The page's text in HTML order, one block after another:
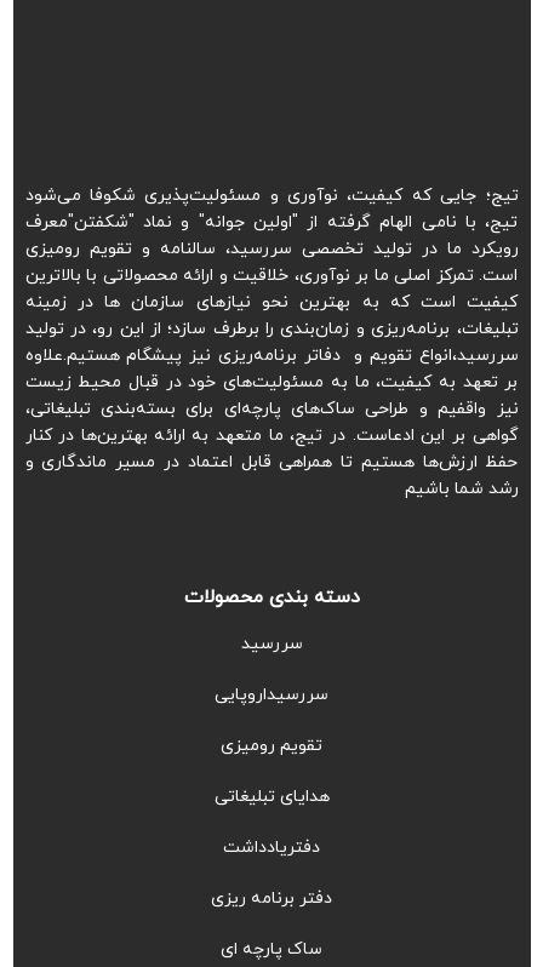
تیج؛ جایی که کیفیت، نوآوری و مسئولیت‌پذیری شکوفا می‌شود
تیج، با نامی الهام گرفته از "اولین جوانه" و نماد "شکفتن"معرف
رویکرد ما در تولید تخصصی سررسید، سالنامه و تقویم رومیزی
است. تمرکز اصلی ما بر نوآوری، خلاقیت و ارائه محصولاتی با بالاترین
کیفیت است که به بهترین نحو نیازهای سازمان ها در زمینه
تبلیغات، برنامه‌ریزی و زمان‌بندی را برطرف سازد؛ از این رو، در تولید
سررسید،انواع تقویم و دفاتر برنامه‌ریزی نیز پیشگام هستیم.علاوه
بر تعهد به کیفیت، ما به مسئولیت‌های خود در قبال محیط زیست
نیز واقفیم و طراحی ساک‌های پارچه‌ای برای بسته‌بندی تبلیغاتی،
گواهی بر این ادعاست. در تیج، ما متعهد به ارائه بهترین‌ها در کنار
حفظ ارزش‌ها هستیم تا همراهی قابل اعتماد در مسیر ماندگاری و
رشد شما باشیم
دسته بندی محصولات
سررسید
سررسیداروپایی
تقویم رومیزی
هدایای تبلیغاتی
دفتریادداشت
دفتر برنامه ریزی
ساک پارچه ای